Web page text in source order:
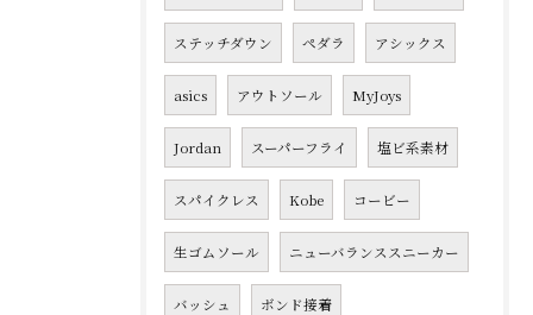
ステッチダウン ペダラ アシックス
asics アウトソール MyJoys
Jordan スーパーフライ 塩ビ系素材
スパイクレス Kobe コービー
生ゴムソール ニューバランススニーカー
バッシュ ボンド接着